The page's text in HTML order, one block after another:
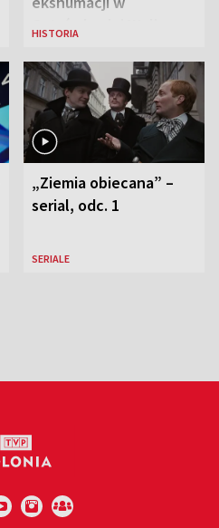
Ostrówkach i Woli
HISTORIA
„Ziemia obiecana” –
serial, odc. 1
SERIALE